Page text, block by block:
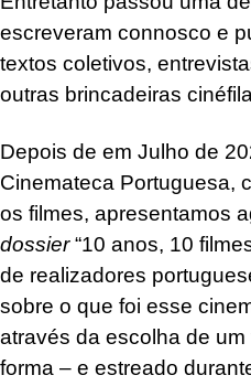
escreveram connosco e
textos coletivos,
outras brincadeiras
Depois de em Julho de
Cinemateca Portuguesa,
os filmes, apresentamos
dossier“10 anos, 10
de realizadores
sobre o que foi esse
através da escolha de
forma – e estreado